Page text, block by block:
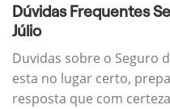
Dúvidas Frequentes
Júlio
Duvidas sobre o Seguro
esta no lugar certo,
resposta que com